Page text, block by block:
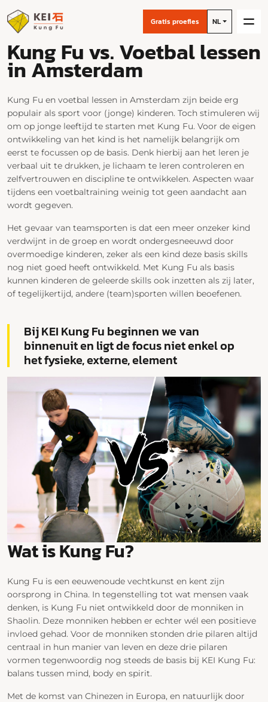
Gratis proefles NL
Kung Fu vs. Voetbal lessen
in Amsterdam
Kung Fu en voetbal lessen in Amsterdam zijn beide erg
populair als sport voor (jonge) kinderen. Toch stimuleren wij
om op jonge leeftijd te starten met Kung Fu. Voor de eigen
ontwikkeling van het kind is het namelijk belangrijk om
eerst te focussen op de basis. Denk hierbij aan het leren je
verbaal uit te drukken, je lichaam te leren controleren en
zelfvertrouwen en discipline te ontwikkelen. Aspecten waar
tijdens een voetbaltraining weinig tot geen aandacht aan
wordt gegeven.
Het gevaar van teamsporten is dat een meer onzeker kind
verdwijnt in de groep en wordt ondergesneeuwd door
overmoedige kinderen, zeker als een kind deze basis skills
nog niet goed heeft ontwikkeld. Met Kung Fu als basis
kunnen kinderen de geleerde skills ook inzetten als zij later,
of tegelijkertijd, andere (team)sporten willen beoefenen.
Bij KEI Kung Fu beginnen we van
binnenuit en ligt de focus niet enkel op
het fysieke, externe, element
Wat is Kung Fu?
Kung Fu is een eeuwenoude vechtkunst en kent zijn
oorsprong in China. In tegenstelling tot wat mensen vaak
denken, is Kung Fu niet ontwikkeld door de monniken in
Shaolin. Deze monniken hebben er echter wél een positieve
invloed gehad. Voor de monniken stonden drie pilaren altijd
centraal in hun manier van leven en deze drie pilaren
vormen tegenwoordig nog steeds de basis bij KEI Kung Fu:
balans tussen mind, body en spirit.
Met de komst van Chinezen in Europa, en natuurlijk door